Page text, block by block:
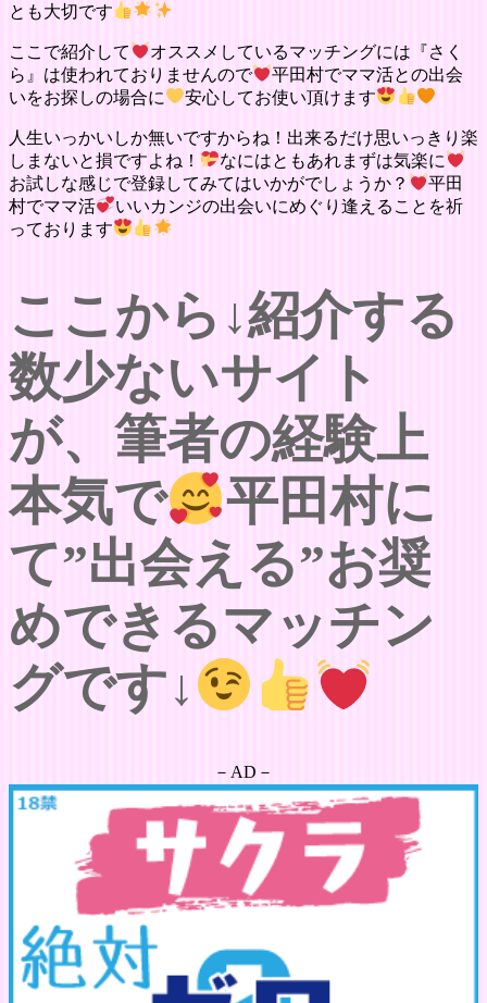
とも大切です
ここで紹介して
オススメしているマッチングには『さく
ら』は使われておりませんので
平田村でママ活との出会
いをお探しの場合に
安心してお使い頂けます
人生いっかいしか無いですからね！出来るだけ思いっきり楽
しまないと損ですよね！
なにはともあれまずは気楽に
お試しな感じで登録してみてはいかがでしょうか？
平田
村でママ活
いいカンジの出会いにめぐり逢えることを祈
っております
ここから↓紹介する
数少ないサイト
が、筆者の経験上
本気で
平田村に
て”出会える”お奨
めできるマッチン
グです↓
－AD－